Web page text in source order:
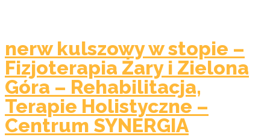
nerw kulszowy w stopie –
Fizjoterapia Żary i Zielona
Góra – Rehabilitacja,
Terapie Holistyczne –
Centrum SYNERGIA